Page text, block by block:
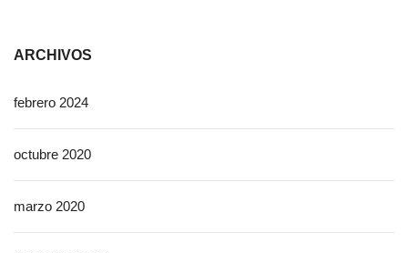
ARCHIVOS
febrero 2024
octubre 2020
marzo 2020